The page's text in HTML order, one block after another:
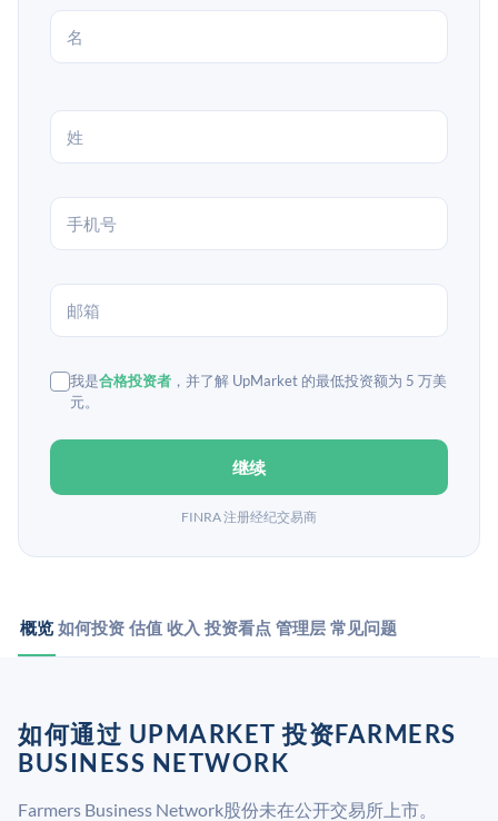
我是合格投资者 ，并了解 UpMarket 的最低投资额为 5 万美
元。
继续
FINRA 注册经纪交易商
概览 如何投资 估值 收入 投资看点 管理层 常见问题
如何通过 UPMARKET 投资FARMERS
BUSINESS NETWORK
Farmers Business Network股份未在公开交易所上市。